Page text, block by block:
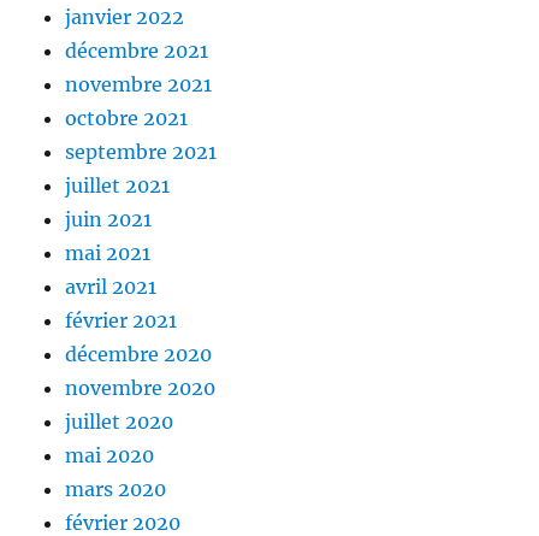
janvier 2022
décembre 2021
novembre 2021
octobre 2021
septembre 2021
juillet 2021
juin 2021
mai 2021
avril 2021
février 2021
décembre 2020
novembre 2020
juillet 2020
mai 2020
mars 2020
février 2020